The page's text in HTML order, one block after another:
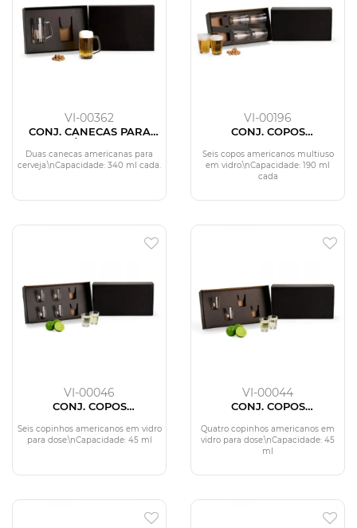
VI-00362
CONJ. CANECAS PARA
CERVEJA/CHOPP - 2 PÇS
Duas canecas americanas para
cerveja.\nCapacidade: 340 ml cada.
VI-00196
CONJ. COPOS
190 ML - 6 PÇS
Seis copos americanos multiuso
em vidro.\nCapacidade: 190 ml
cada
VI-00046
CONJ. COPOS
- 6 PÇS
Seis copinhos americanos em vidro
para dose.\nCapacidade: 45 ml
VI-00044
CONJ. COPOS
- 4 PÇS
Quatro copinhos americanos em
vidro para dose.\nCapacidade: 45
ml